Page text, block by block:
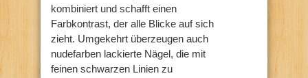
kombiniert und schafft einen
Farbkontrast, der alle Blicke auf sich
zieht. Umgekehrt überzeugen auch
nudefarben lackierte Nägel, die mit
feinen schwarzen Linien zu